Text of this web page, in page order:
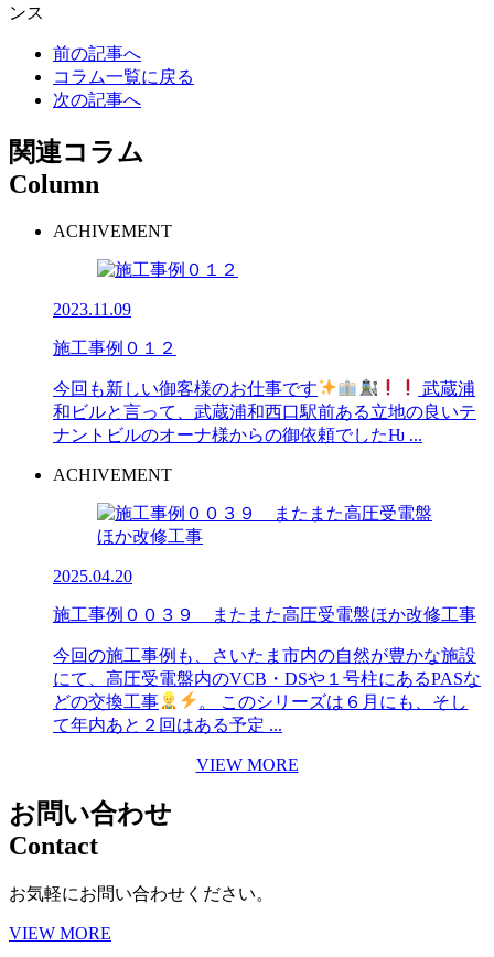
ンス
前の記事へ
コラム一覧に戻る
次の記事へ
関連コラム
Column
ACHIVEMENT
2023.11.09
施工事例０１２
今回も新しい御客様のお仕事です
武蔵浦
和ビルと言って、武蔵浦和西口駅前ある立地の良いテ
ナントビルのオーナ様からの御依頼でしたǶ ...
ACHIVEMENT
2025.04.20
施工事例００３９ またまた高圧受電盤ほか改修工事
今回の施工事例も、さいたま市内の自然が豊かな施設
にて、高圧受電盤内のVCB・DSや１号柱にあるPASな
どの交換工事
。 このシリーズは６月にも、そし
て年内あと２回はある予定 ...
VIEW MORE
お問い合わせ
Contact
お気軽にお問い合わせください。
VIEW MORE